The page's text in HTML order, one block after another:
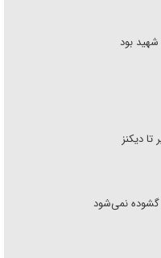
بود
دیکنز
نمی‌شود